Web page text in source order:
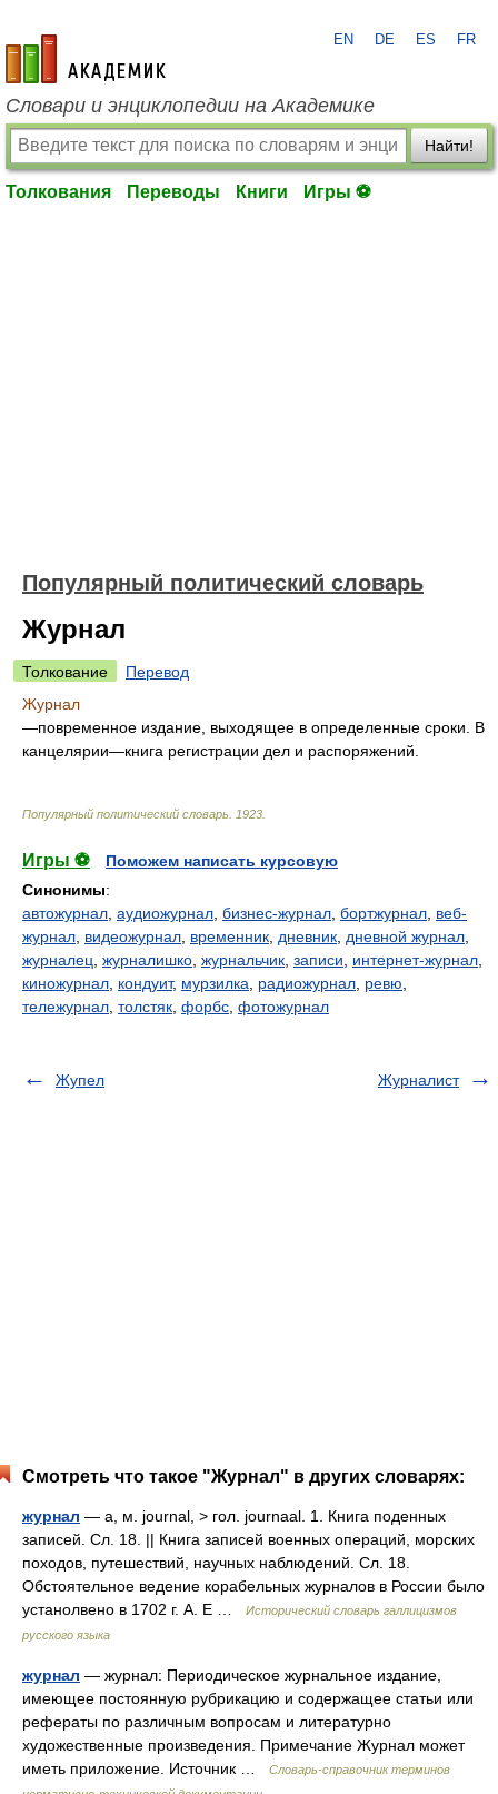
academic.ru
EN DE ES FR
Словари и энциклопедии на Академике
Найти!
Толкования Переводы Книги Игры ⚽
Популярный политический словарь
Журнал
Толкование
Перевод
Журнал
—повременное издание, выходящее в определенные сроки. В
канцелярии—книга регистрации дел и распоряжений.
Популярный политический словарь 1923
Игры ⚽
Поможем написать курсовую
Синонимы:
автожурнал аудиожурнал бизнес-журнал бортжурнал веб-
журнал видеожурнал временник дневник дневной журнал
журналец журналишко журнальчик записи интернет-журнал
киножурнал кондуит, мурзилка радиожурнал ревю
тележурнал толстяк форбс фотожурнал
Жупел Журналист
Смотреть что такое "Журнал" в других словарях:
журнал — а, м. journal, > гол. journaal. 1. Книга поденных
записей. Сл. 18. || Книга записей военных операций, морских
походов, путешествий, научных наблюдений. Сл. 18.
Обстоятельное ведение корабельных журналов в России было
устанолвено в 1702 г. А. Е …
Исторический словарь галлицизмов
русского языка
журнал — журнал: Периодическое журнальное издание,
имеющее постоянную рубрикацию и содержащее статьи или
рефераты по различным вопросам и литературно
художественные произведения. Примечание Журнал может
иметь приложение. Источник …
Словарь-справочник терминов